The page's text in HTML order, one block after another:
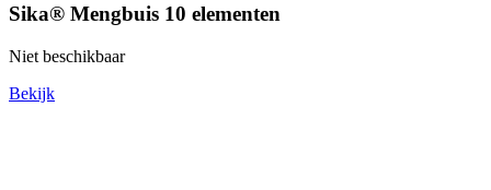
Sika® Mengbuis 10 elementen
Niet beschikbaar
Bekijk